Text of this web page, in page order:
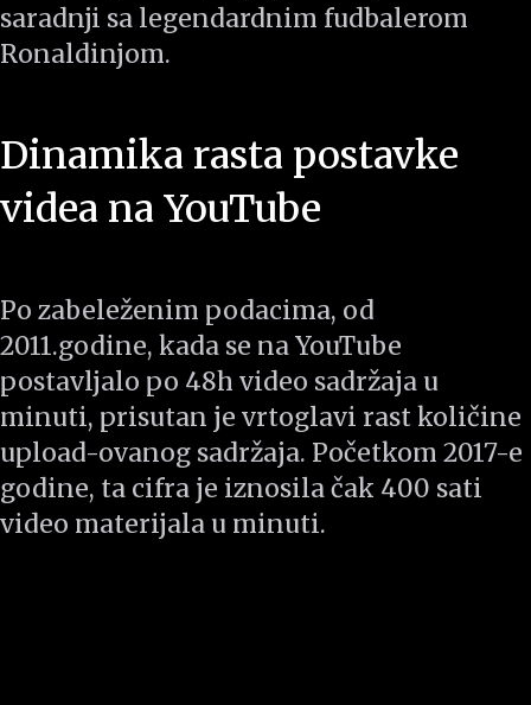
saradnji sa legendardnim fudbalerom
Ronaldinjom.
Dinamika rasta postavke
videa na YouTube
Po zabeleženim podacima, od
2011.godine, kada se na YouTube
postavljalo po 48h video sadržaja u
minuti, prisutan je vrtoglavi rast količine
upload-ovanog sadržaja. Početkom 2017-e
godine, ta cifra je iznosila čak 400 sati
video materijala u minuti.